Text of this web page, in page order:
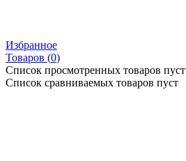
Избранное
Товаров (0)
Список просмотренных товаров пуст
Список сравниваемых товаров пуст